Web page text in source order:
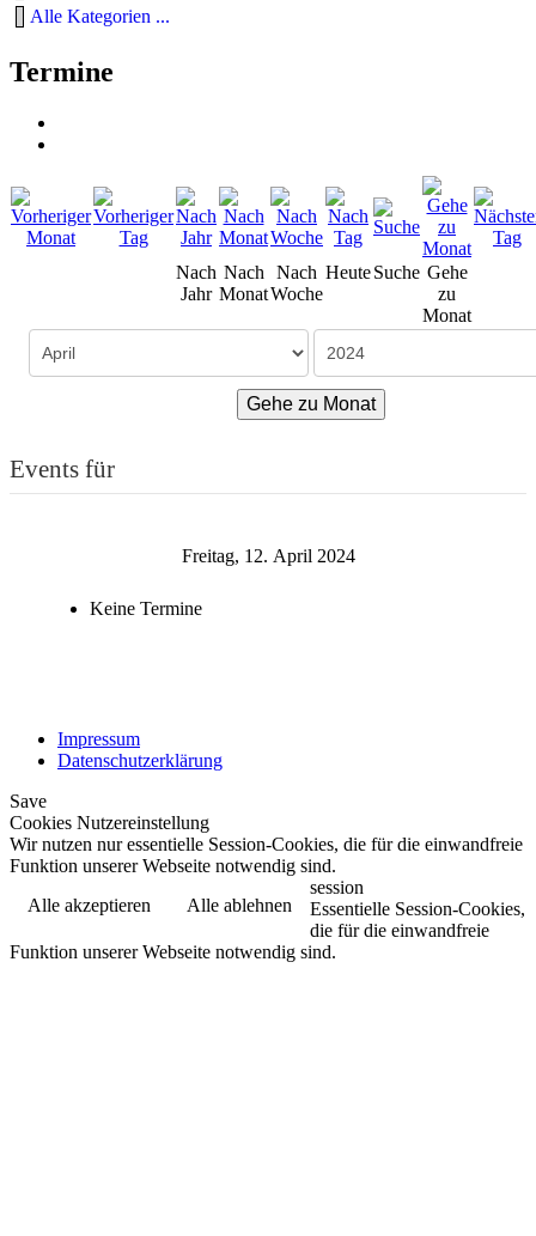
Alle Kategorien ...
Termine
Nach
Jahr
Nach
Monat
Nach
Woche
HeuteSuche Gehe
zu
Monat
Gehe zu Monat
Events für
Freitag, 12. April 2024
Keine Termine
Impressum
Datenschutzerklärung
Save
Cookies Nutzereinstellung
Wir nutzen nur essentielle Session-Cookies, die für die einwandfreie
Funktion unserer Webseite notwendig sind.
Alle akzeptieren
Alle ablehnen
session
Essentielle Session-Cookies,
die für die einwandfreie
Funktion unserer Webseite notwendig sind.